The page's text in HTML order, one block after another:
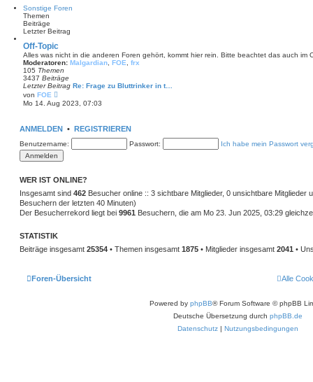
s
r
e
i
t
r
a
g
Sonstige Foren
Themen
Beiträge
Letzter Beitrag
Off-Topic
Alles was nicht in die anderen Foren gehört, kommt hier rein. Bitte beachtet das auch im
Moderatoren: Malgardian FOE
frx
105 Themen
3437 Beiträge
Letzter Beitrag Re: Frage zu Bluttrinker in t…
von FOE
u
t
r
e
t
r
a
g
Mo 14. Aug 2023, 07:03
ANMELDEN • REGISTRIEREN
Benutzername: Passwort: Ich habe mein Passwort
WER IST ONLINE?
Insgesamt sind 462 Besucher online :: 3 sichtbare Mitglieder, 0 unsichtbare Mitglieder
Besuchern der letzten 40 Minuten)
Der Besucherrekord liegt bei 9961 Besuchern, die am Mo 23. Jun 2025, 03:29
STATISTIK
Beiträge insgesamt 25354 • Themen insgesamt 1875 • Mitglieder insgesamt 2041 •
Foren-Übersicht Alle
Powered by phpBB® Forum Software © phpBB
Deutsche Übersetzung durch phpBB.de
Datenschutz | Nutzungsbedingungen